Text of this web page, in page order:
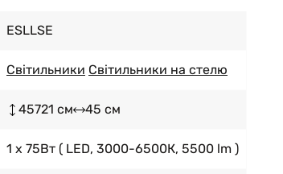
ESLLSE
Світильники Світильники на стелю
45721 см 45 см
1 x 75Вт ( LED, 3000-6500К, 5500 lm )